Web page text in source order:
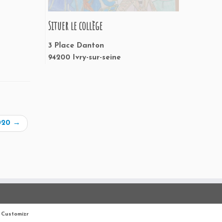
→
Situer le collège
3 Place Danton
94200 Ivry-sur-seine
Customizr